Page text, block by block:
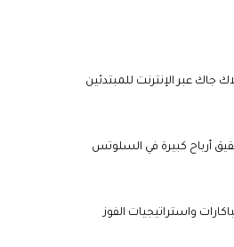
جاك عبر الإنترنت للمبتدئين
أرباح كبيرة في السلوتس
واستراتيجيات الفوز